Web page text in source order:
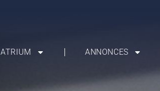
ATRIUM ANNONCES